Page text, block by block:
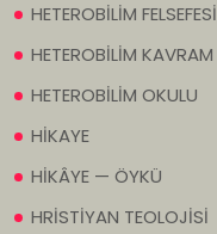
HETEROBİLİM FELSEFESİ
HETEROBİLİM KAVRAM
HETEROBİLİM OKULU
HİKAYE
HİKÂYE — ÖYKÜ
HRİSTİYAN TEOLOJİSİ